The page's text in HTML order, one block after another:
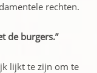
rechten.
de burgers.”
lijkt te zijn om te